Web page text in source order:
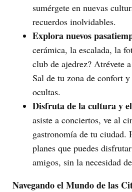
sumérgete en nuevas
recuerdos inolvidables.
Explora nuevos
cerámica, la escalada, la
club de ajedrez? Atrévete
Sal de tu zona de confort y
ocultas.
Disfruta de la cultura y
asiste a conciertos, ve al
gastronomía de tu ciudad.
planes que puedes
amigos, sin la necesidad
Navegando el Mundo de las